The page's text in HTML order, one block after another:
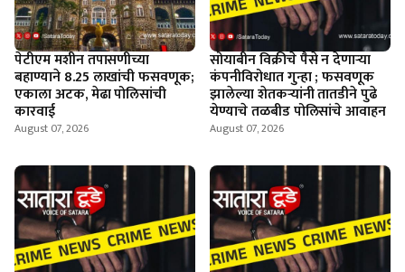
पेटीएम मशीन तपासणीच्या
बहाण्याने 8.25 लाखांची फसवणूक;
एकाला अटक, मेढा पोलिसांची
कारवाई
August 07, 2026
सोयाबीन विक्रीचे पैसे न देणार्‍या
कंपनीविरोधात गुन्हा ; फसवणूक
झालेल्या शेतकर्‍यांनी तातडीने पुढे
येण्याचे तळबीड पोलिसांचे आवाहन
August 07, 2026